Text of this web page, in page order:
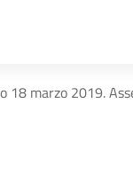
18 marzo 2019.